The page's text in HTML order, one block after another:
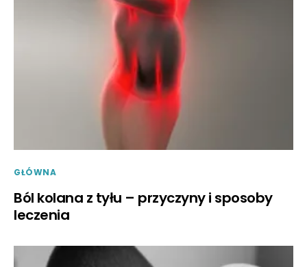
GŁÓWNA
Ból kolana z tyłu – przyczyny i sposoby
leczenia